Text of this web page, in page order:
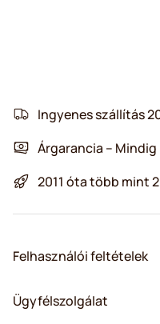
Ingyenes szállítás
Árgarancia –
2011 óta több mint
Felhasználói feltételek
Ügyfélszolgálat